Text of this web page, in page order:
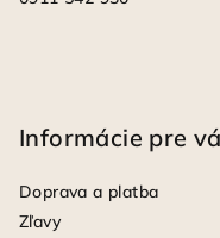
Informácie pre
Doprava a platba
Zľavy